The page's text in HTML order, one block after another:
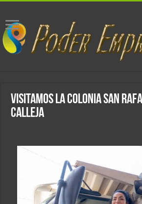
visitamos la Colonia San
Calleja